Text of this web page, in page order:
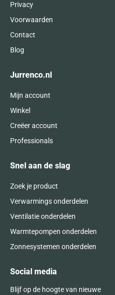
Privacy
Voorwaarden
Contact
Blog
Jurrenco.nl
Mijn account
Winkel
Creëer account
Professionals
Snel aan de slag
Zoek je product
Verwarmings onderdelen
Ventilatie onderdelen
Warmtepompen onderdelen
Zonnesystemen onderdelen
Social media
Blijf op de hoogte van nieuwe